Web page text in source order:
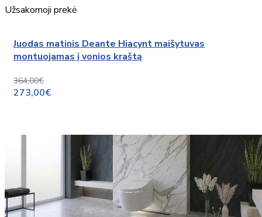
Užsakomoji prekė
Juodas matinis Deante Hiacynt maišytuvas
montuojamas į vonios kraštą
364,00€
273,00€